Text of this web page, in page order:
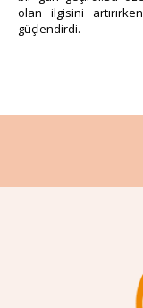
olan ilgisini
güçlendirdi.